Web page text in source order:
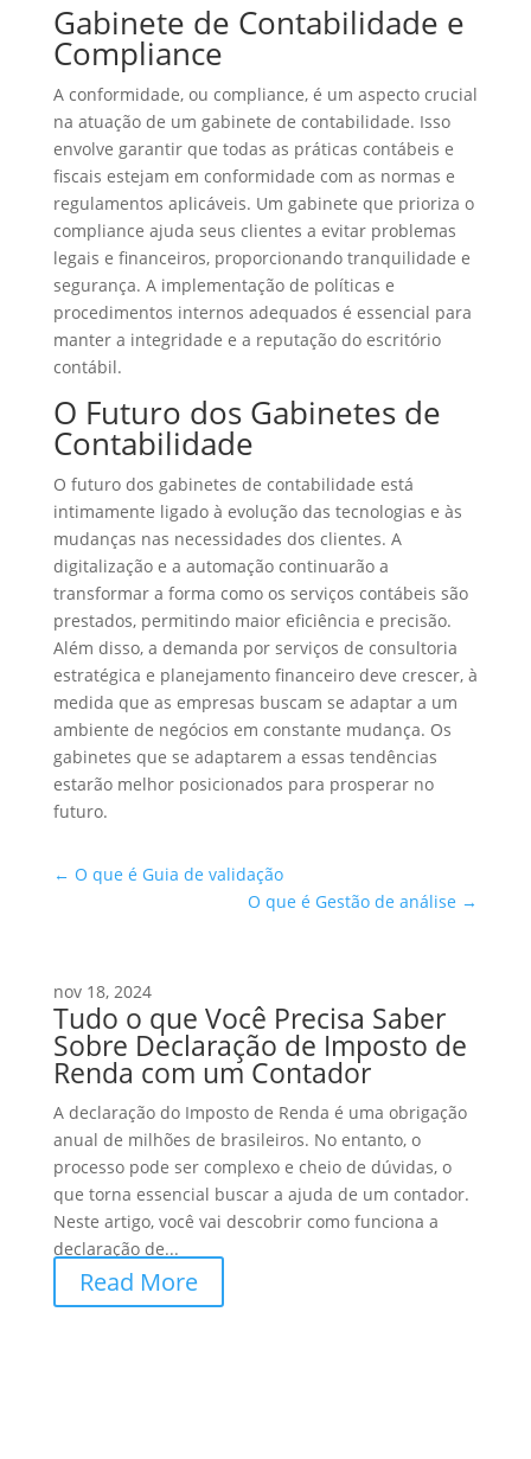
Gabinete de Contabilidade e
Compliance
A conformidade, ou compliance, é um aspecto crucial
na atuação de um gabinete de contabilidade. Isso
envolve garantir que todas as práticas contábeis e
fiscais estejam em conformidade com as normas e
regulamentos aplicáveis. Um gabinete que prioriza o
compliance ajuda seus clientes a evitar problemas
legais e financeiros, proporcionando tranquilidade e
segurança. A implementação de políticas e
procedimentos internos adequados é essencial para
manter a integridade e a reputação do escritório
contábil.
O Futuro dos Gabinetes de
Contabilidade
O futuro dos gabinetes de contabilidade está
intimamente ligado à evolução das tecnologias e às
mudanças nas necessidades dos clientes. A
digitalização e a automação continuarão a
transformar a forma como os serviços contábeis são
prestados, permitindo maior eficiência e precisão.
Além disso, a demanda por serviços de consultoria
estratégica e planejamento financeiro deve crescer, à
medida que as empresas buscam se adaptar a um
ambiente de negócios em constante mudança. Os
gabinetes que se adaptarem a essas tendências
estarão melhor posicionados para prosperar no
futuro.
← O que é Guia de validação
O que é Gestão de análise →
nov 18, 2024
Tudo o que Você Precisa Saber
Sobre Declaração de Imposto de
Renda com um Contador
A declaração do Imposto de Renda é uma obrigação
anual de milhões de brasileiros. No entanto, o
processo pode ser complexo e cheio de dúvidas, o
que torna essencial buscar a ajuda de um contador.
Neste artigo, você vai descobrir como funciona a
declaração de...
Read More